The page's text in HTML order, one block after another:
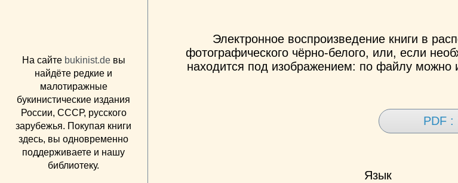
На сайте bukinist.deвы
найдёте редкие и
малотиражные
букинистические издания
России, СССР, русского
зарубежья. Покупая книги
здесь, вы одновременно
поддерживаете и нашу
библиотеку.
Электронное воспроизведение книги в
фотографического чёрно-белого, или, если
находится под изображением: по файлу можно
PDF :
Язык